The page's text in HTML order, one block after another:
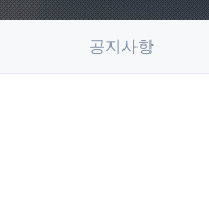
공지사항